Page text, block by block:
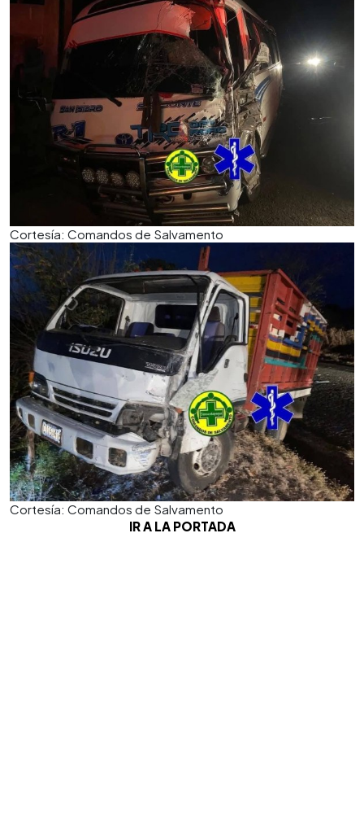
Cortesía: Comandos de Salvamento
Cortesía: Comandos de Salvamento
IR A LA PORTADA